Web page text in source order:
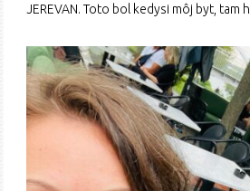
JEREVAN. Toto bol kedysi môj byt, tam